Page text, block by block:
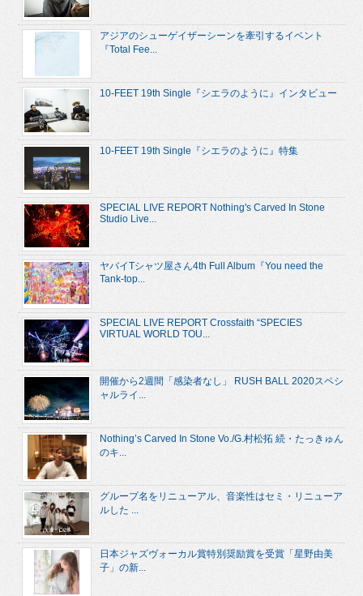
アジアのシューゲイザーシーンを牽引するイベント
『Total Fee...
10-FEET 19th Single『シエラのように』インタビュー
10-FEET 19th Single『シエラのように』特集
SPECIAL LIVE REPORT Nothing's Carved In Stone
Studio Live...
ヤバイTシャツ屋さん4th Full Album『You need the
Tank-top...
SPECIAL LIVE REPORT Crossfaith “SPECIES
VIRTUAL WORLD TOU...
開催から2週間「感染者なし」 RUSH BALL 2020スペシ
ャルライ...
Nothing’s Carved In Stone Vo./G.村松拓 続・たっきゅん
のキ...
グループ名をリニューアル、音楽性はセミ・リニューア
ルした ...
日本ジャズヴォーカル賞特別奨励賞を受賞「星野由美
子」の新...